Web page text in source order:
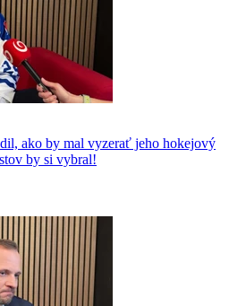
ako by mal vyzerať jeho hokejový
by si vybral!